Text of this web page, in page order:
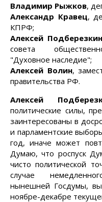
Владимир Рыжков,
Александр Кравец,
КПРФ;
Алексей Подберезкин
совета
"Духовное наследие";
Алексей Волин,
правительства РФ.
Алексей
политические силы,
заинтересованы в
и парламентские
год, иначе может
Думаю, что роспуск
чисто политической
случае
нынешней Госдумы,
ноябре-декабре